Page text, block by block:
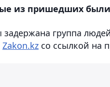
из пришедших были
группа
Zakon.kz со ссылкой на